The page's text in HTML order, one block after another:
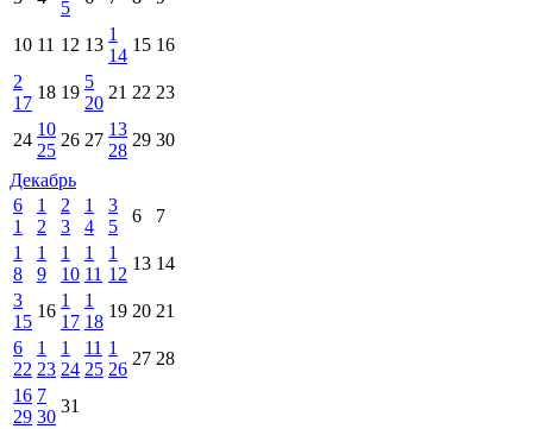
5
10 11 12 13
1
14
15 16
2
17
18 19
5
20
21 22 23
24
10
25
26 27
13
28
29 30
Декабрь
6
1
1
2
2
3
1
4
3
5
6
7
1
8
1
9
1
10
1
11
1
12
13 14
3
15
16
1
17
1
18
19 20 21
6
22
1
23
1
24
11
25
1
26
27 28
16
29
7
30
31